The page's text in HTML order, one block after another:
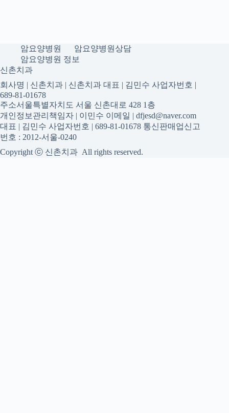
암요양병원
암요양병원상담
암요양병원 정보
신촌치과
회사명 | 신촌치과 | 신촌치과 대표 | 김민수 사업자번호 |
689-81-01678
주소서울특별자치도 서울 신촌대로 428 1층
개인정보관리책임자 | 이민수 이메일 | dfjesd@naver.com
대표 | 김민수 사업자번호 | 689-81-01678 통신판매업신고
번호 : 2012-서울-0240
Copyright ⓒ 신촌치과 All rights reserved.